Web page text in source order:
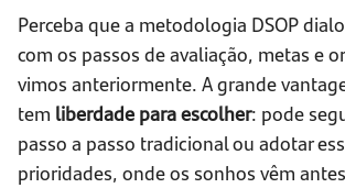
Perceba que a metodologia DSOP
com os passos de avaliação, metas e
vimos anteriormente. A grande
tem liberdade para escolher: pode
passo a passo tradicional ou adotar
prioridades, onde os sonhos vêm